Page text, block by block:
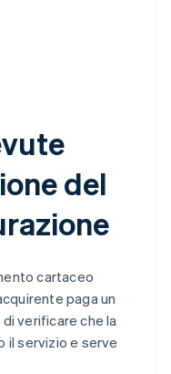
del
cartaceo
paga un
verificare che la
il servizio e serve